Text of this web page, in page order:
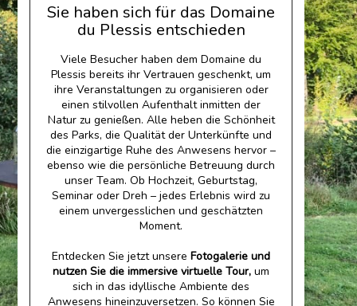
Sie haben sich für das Domaine
du Plessis entschieden
Viele Besucher haben dem Domaine du
Plessis bereits ihr Vertrauen geschenkt, um
ihre Veranstaltungen zu organisieren oder
einen stilvollen Aufenthalt inmitten der
Natur zu genießen. Alle heben die Schönheit
des Parks, die Qualität der Unterkünfte und
die einzigartige Ruhe des Anwesens hervor –
ebenso wie die persönliche Betreuung durch
unser Team. Ob Hochzeit, Geburtstag,
Seminar oder Dreh – jedes Erlebnis wird zu
einem unvergesslichen und geschätzten
Moment.
Entdecken Sie jetzt unsereFotogalerie und
nutzen Sie die immersive virtuelle Tour, um
sich in das idyllische Ambiente des
Anwesens hineinzuversetzen. So können Sie